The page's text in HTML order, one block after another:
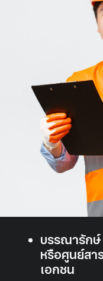
บรรณารักษ์
หรือศูนย์สา
เอกชน